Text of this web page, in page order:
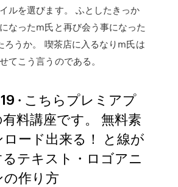
ルを選びます。 ふとしたきっか
なったm氏と再び会う事になった
ろうか。 喫茶店に入るなりm氏は
てこう言うのである。
· こちらプレミアプ
料講座です。 無料素
ード出来る！ と線が
テキスト・ロゴアニ
の作り方